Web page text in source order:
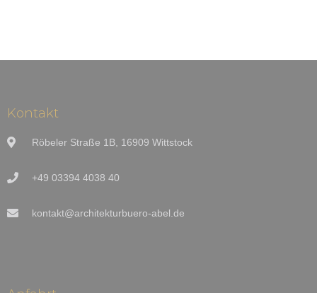
Kontakt
Röbeler Straße 1B, 16909 Wittstock
+49 03394 4038 40
kontakt@architekturbuero-abel.de